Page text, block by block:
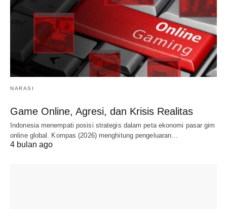
NARASI
Game Online, Agresi, dan Krisis Realitas
Indonesia menempati posisi strategis dalam peta ekonomi pasar gim
online global. Kompas (2026) menghitung pengeluaran…
4 bulan ago